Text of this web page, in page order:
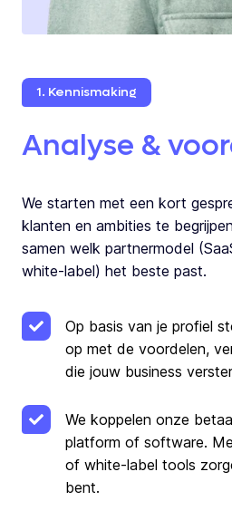
1. Kennismaking
Analyse &
We starten met een kort
klanten en ambities te
samen welk partnermodel
white-label) het beste past.
Op basis van je profiel
op met de voordelen,
die jouw business
We koppelen onze
platform of software.
of white-label tools
bent.